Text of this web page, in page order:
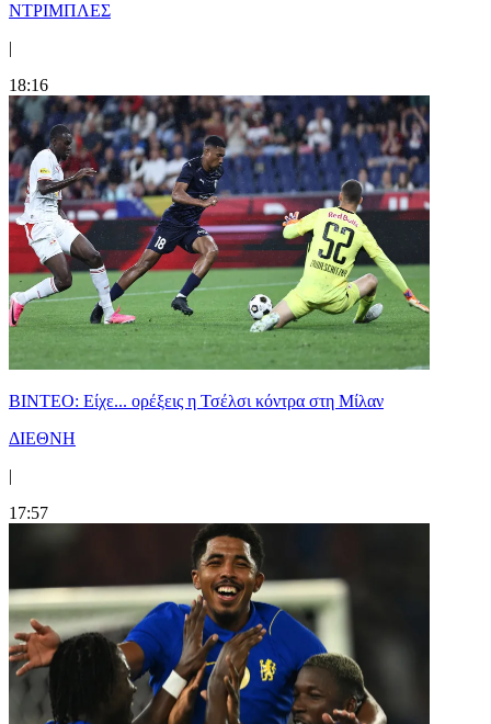
ΝΤΡΙΜΠΛΕΣ
|
18:16
BINTEO: Είχε... ορέξεις η Τσέλσι κόντρα στη Μίλαν
ΔΙΕΘΝΗ
|
17:57